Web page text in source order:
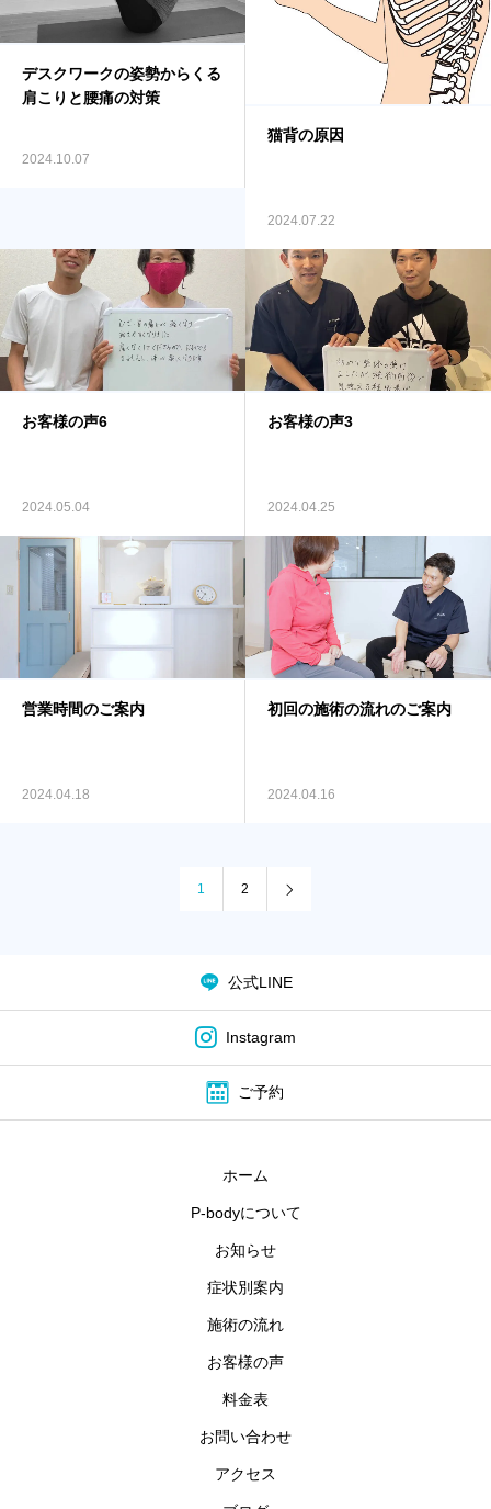
デスクワークの姿勢からくる
肩こりと腰痛の対策
2024.10.07
猫背の原因
2024.07.22
お客様の声6
2024.05.04
お客様の声3
2024.04.25
営業時間のご案内
2024.04.18
初回の施術の流れのご案内
2024.04.16
1 2
公式LINE
Instagram
ご予約
ホーム
P-bodyについて
お知らせ
症状別案内
施術の流れ
お客様の声
料金表
お問い合わせ
アクセス